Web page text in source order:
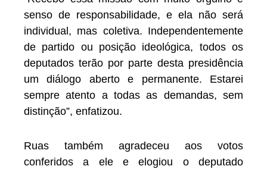
senso de responsabilidade, e ela não será
individual, mas coletiva. Independentemente
de partido ou posição ideológica, todos os
deputados terão por parte desta presidência
um diálogo aberto e permanente. Estarei
sempre atento a todas as demandas, sem
distinção”, enfatizou.
Ruas também agradeceu aos votos
conferidos a ele e elogiou o deputado